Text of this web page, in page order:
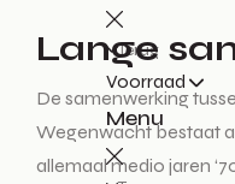
Terug
Voorraad
Menu
Lange
De samenwerking
Wegenwacht bestaat
allemaal medio jaren